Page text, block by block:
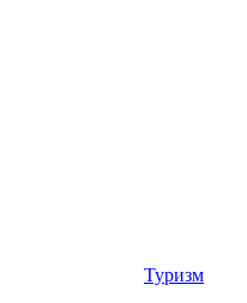
Туризм